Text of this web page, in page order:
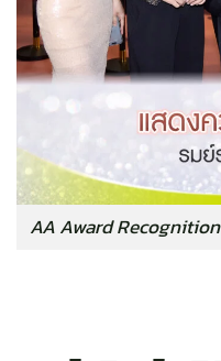
AA Award